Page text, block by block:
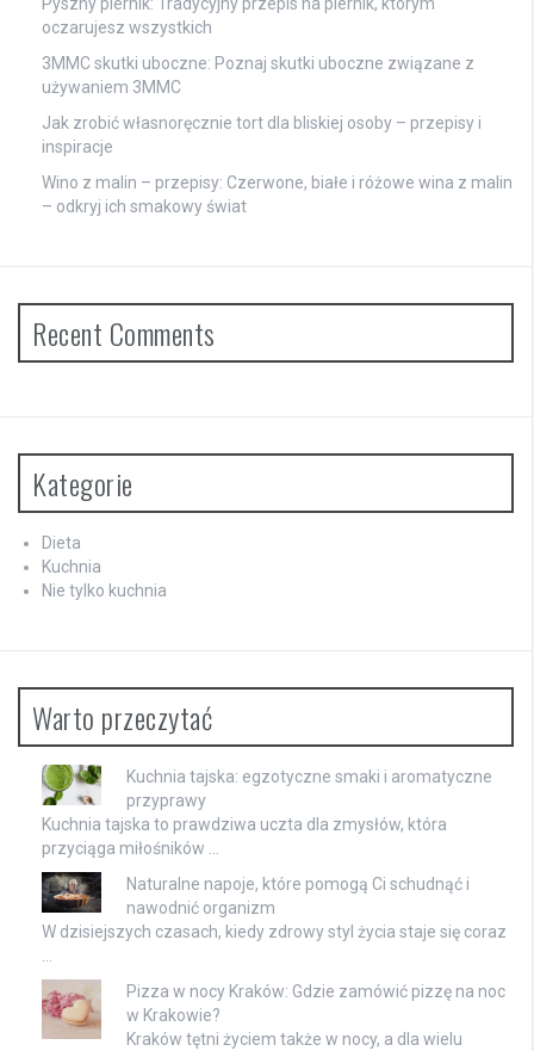
Pyszny piernik: Tradycyjny przepis na piernik, którym
oczarujesz wszystkich
3MMC skutki uboczne: Poznaj skutki uboczne związane z
używaniem 3MMC
Jak zrobić własnoręcznie tort dla bliskiej osoby – przepisy i
inspiracje
Wino z malin – przepisy: Czerwone, białe i różowe wina z malin
– odkryj ich smakowy świat
Recent Comments
Kategorie
Dieta
Kuchnia
Nie tylko kuchnia
Warto przeczytać
Kuchnia tajska: egzotyczne smaki i aromatyczne
przyprawy
Kuchnia tajska to prawdziwa uczta dla zmysłów, która
przyciąga miłośników …
Naturalne napoje, które pomogą Ci schudnąć i
nawodnić organizm
W dzisiejszych czasach, kiedy zdrowy styl życia staje się coraz
…
Pizza w nocy Kraków: Gdzie zamówić pizzę na noc
w Krakowie?
Kraków tętni życiem także w nocy, a dla wielu